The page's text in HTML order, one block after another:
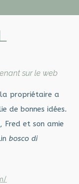
sur le web
propriétaire a
de bonnes idées.
Fred et son amie
bosco di